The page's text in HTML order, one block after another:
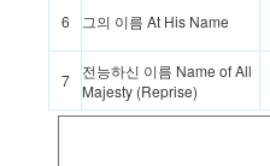
6 그의 이름 At His Name
7
전능하신 이름 Name of All
Majesty (Reprise)